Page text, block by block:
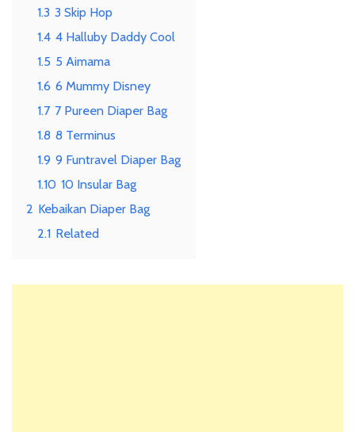
1.3 3 Skip Hop
1.4 4 Halluby Daddy Cool
1.5 5 Aimama
1.6 6 Mummy Disney
1.7 7 Pureen Diaper Bag
1.8 8 Terminus
1.9 9 Funtravel Diaper Bag
1.10 10 Insular Bag
2 Kebaikan Diaper Bag
2.1 Related